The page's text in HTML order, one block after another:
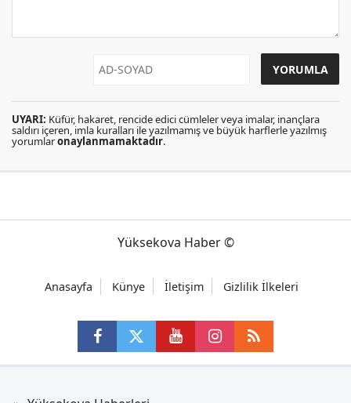
UYARI: Küfür, hakaret, rencide edici cümleler veya imalar, inançlara
saldırı içeren, imla kuralları ile yazılmamış ve büyük harflerle yazılmış
yorumlaronaylanmamaktadır.
Yüksekova Haber ©
Anasayfa Künye İletişim Gizlilik İlkeleri